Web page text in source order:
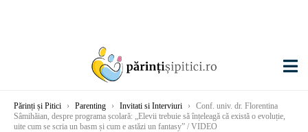
Părinți și Pitici › Parenting › Invitati si Interviuri ›
Conf. univ. dr. Florentina
Sâmihăian, despre programa școlară: „Elevii trebuie să înțeleagă că există o evoluție,
uite cum se scria un basm și cum e astăzi un fantasy” / VIDEO